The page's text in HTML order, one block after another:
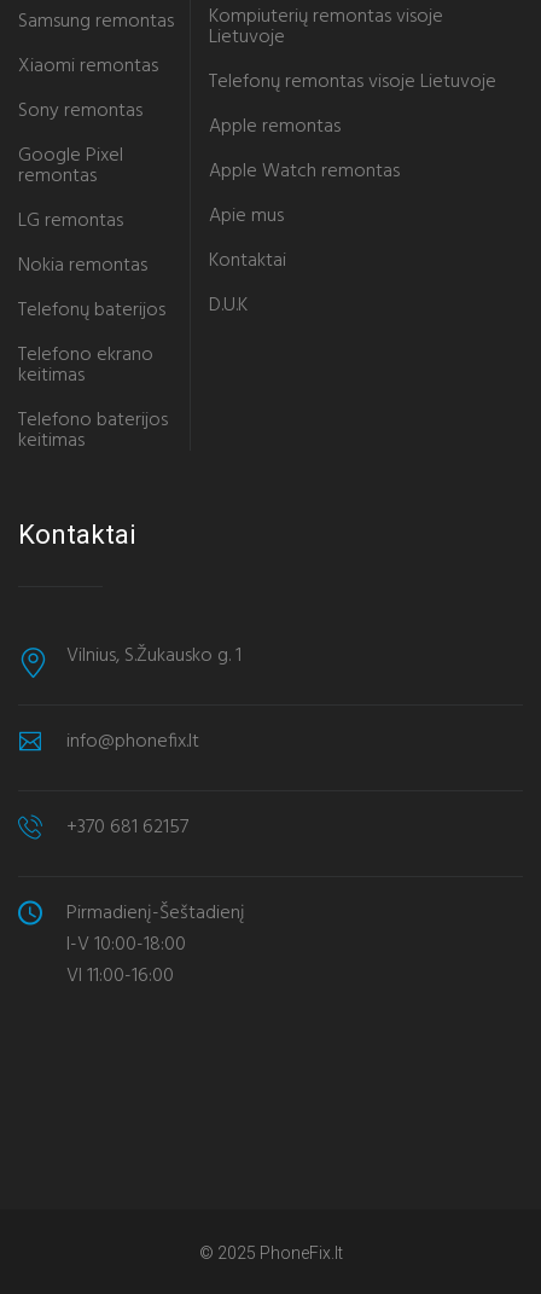
Samsung remontas
Xiaomi remontas
Sony remontas
Google Pixel
remontas
LG remontas
Nokia remontas
Telefonų baterijos
Telefono ekrano
keitimas
Telefono baterijos
keitimas
Kompiuterių remontas visoje
Lietuvoje
Telefonų remontas visoje Lietuvoje
Apple remontas
Apple Watch remontas
Apie mus
Kontaktai
D.U.K
Kontaktai
Vilnius, S.Žukausko g. 1
info@phonefix.lt
+370 681 62157
Pirmadienį-Šeštadienį
I-V 10:00-18:00
VI 11:00-16:00
© 2025 PhoneFix.lt